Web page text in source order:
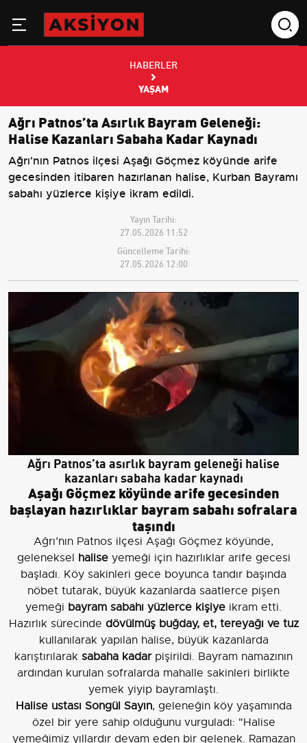
HABERLER
YAŞAM
Ağrı Patnos’ta Asırlık Bayram Geleneği:
Halise Kazanları Sabaha Kadar Kaynadı
Ağrı'nın Patnos ilçesi Aşağı Göçmez köyünde arife
gecesinden itibaren hazırlanan halise, Kurban Bayramı
sabahı yüzlerce kişiye ikram edildi.
Yayın Tarihi:
27.05.2026 11:52
Güncelleme Tarihi:
27.05.2026 12:00
Ağrı Patnos’ta asırlık bayram geleneği halise
kazanları sabaha kadar kaynadı
Aşağı Göçmez köyünde arife gecesinden
başlayan hazırlıklar bayram sabahı sofralara
taşındı
Ağrı’nın Patnos ilçesi Aşağı Göçmez köyünde,
geleneksel haliseyemeği için hazırlıklar arife gecesi
başladı. Köy sakinleri gece boyunca tandır başında
nöbet tutarak, büyük kazanlarda saatlerce pişen
yemeği bayram sabahı yüzlerce kişiye ikram etti.
Hazırlık sürecinde dövülmüş buğday, et, tereyağı ve tuz
kullanılarak yapılan halise, büyük kazanlarda
karıştırılarak sabaha kadarpişirildi. Bayram namazının
ardından kurulan sofralarda mahalle sakinleri birlikte
yemek yiyip bayramlaştı.
Halise ustası Songül Sayın, geleneğin köy yaşamında
özel bir yere sahip olduğunu vurguladı: "Halise
yemeğimiz yıllardır devam eden bir gelenek. Ramazan